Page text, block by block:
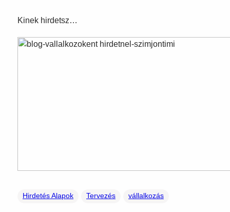
Kinek hirdetsz…
Hirdetés Alapok Tervezés vállalkozás